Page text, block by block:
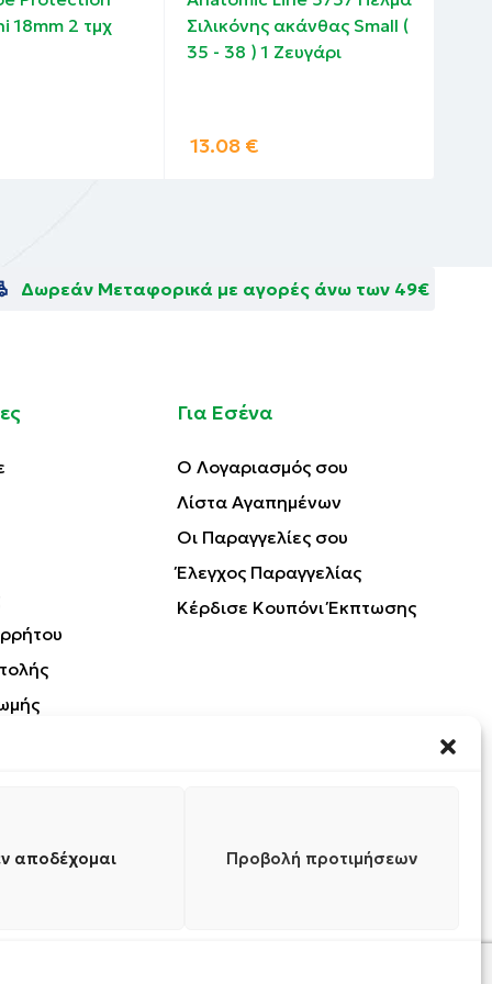
αποδέχομαι Προβολή προτιμήσεων
18mm 2 τμχ
Σιλικόνης ακάνθας Small (
35 - 38 ) 1 Zευγάρι
13.08 €
Δωρεάν Μεταφορικά με αγορές άνω των 49€
Για Εσένα
Ο Λογαριασμός σου
Λίστα Αγαπημένων
Οι Παραγγελίες σου
Έλεγχος Παραγγελίας
Κέρδισε Κουπόνι Έκπτωσης